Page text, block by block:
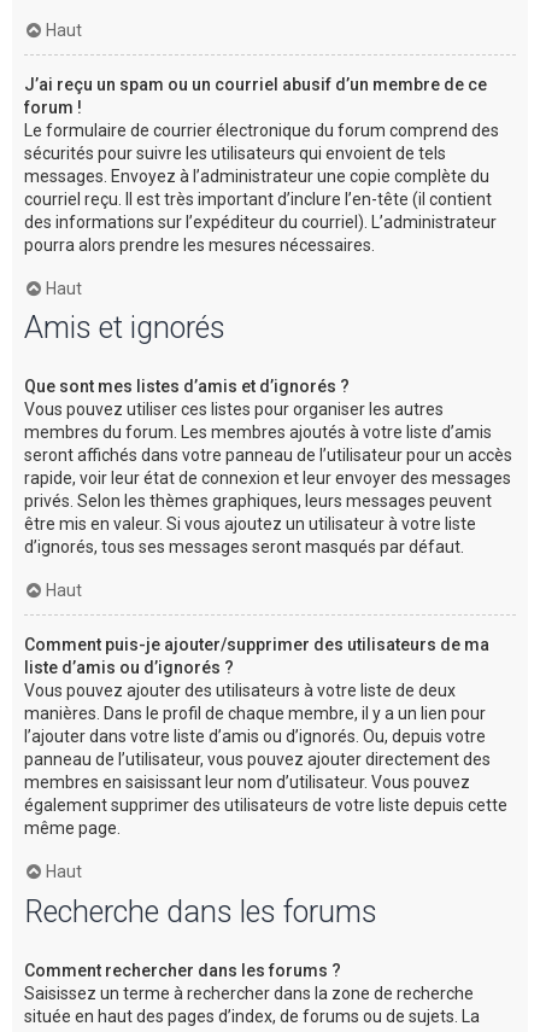
Haut
J’ai reçu un spam ou un courriel abusif d’un membre de ce
forum !
Le formulaire de courrier électronique du forum comprend des
sécurités pour suivre les utilisateurs qui envoient de tels
messages. Envoyez à l’administrateur une copie complète du
courriel reçu. Il est très important d’inclure l’en-tête (il contient
des informations sur l’expéditeur du courriel). L’administrateur
pourra alors prendre les mesures nécessaires.
Haut
Amis et ignorés
Que sont mes listes d’amis et d’ignorés ?
Vous pouvez utiliser ces listes pour organiser les autres
membres du forum. Les membres ajoutés à votre liste d’amis
seront affichés dans votre panneau de l’utilisateur pour un accès
rapide, voir leur état de connexion et leur envoyer des messages
privés. Selon les thèmes graphiques, leurs messages peuvent
être mis en valeur. Si vous ajoutez un utilisateur à votre liste
d’ignorés, tous ses messages seront masqués par défaut.
Haut
Comment puis-je ajouter/supprimer des utilisateurs de ma
liste d’amis ou d’ignorés ?
Vous pouvez ajouter des utilisateurs à votre liste de deux
manières. Dans le profil de chaque membre, il y a un lien pour
l’ajouter dans votre liste d’amis ou d’ignorés. Ou, depuis votre
panneau de l’utilisateur, vous pouvez ajouter directement des
membres en saisissant leur nom d’utilisateur. Vous pouvez
également supprimer des utilisateurs de votre liste depuis cette
même page.
Haut
Recherche dans les forums
Comment rechercher dans les forums ?
Saisissez un terme à rechercher dans la zone de recherche
située en haut des pages d’index, de forums ou de sujets. La